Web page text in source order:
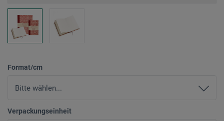
Format/cm
Verpackungseinheit